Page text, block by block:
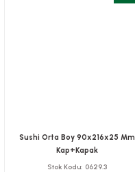
Sushi Orta Boy 90x216x25 Mm
Kap+Kapak
Stok Kodu 0629.3